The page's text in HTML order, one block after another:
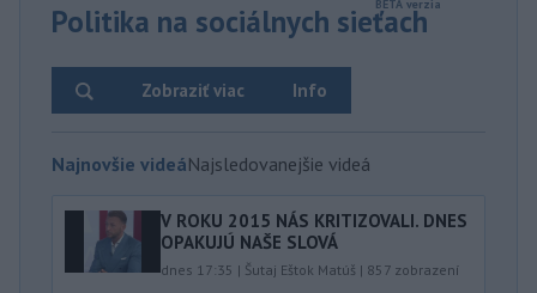
Politika na sociálnych sieťach
Info
Zobraziť viac
Najnovšie videáNajsledovanejšie videá
V ROKU 2015 NÁS KRITIZOVALI. DNES
OPAKUJÚ NAŠE SLOVÁ
dnes 17:35 | Šutaj Eštok Matúš | 857 zobrazení